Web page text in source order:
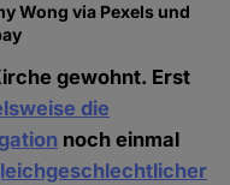
Wong via Pexels und
gewohnt. Erst
die
noch einmal